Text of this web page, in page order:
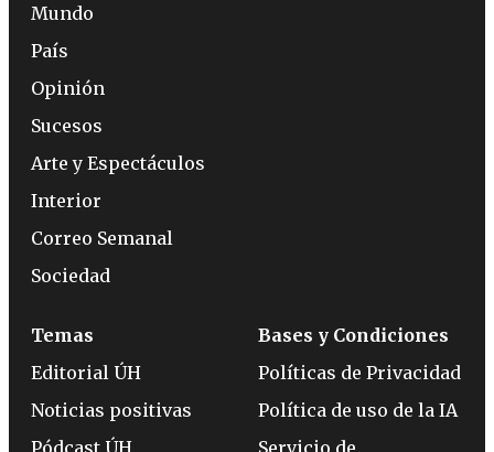
Mundo
País
Opinión
Sucesos
Arte y Espectáculos
Interior
Correo Semanal
Sociedad
Temas
Editorial ÚH
Noticias positivas
Pódcast ÚH
Bases y Condiciones
Políticas de Privacidad
Política de uso de la IA
Servicio de